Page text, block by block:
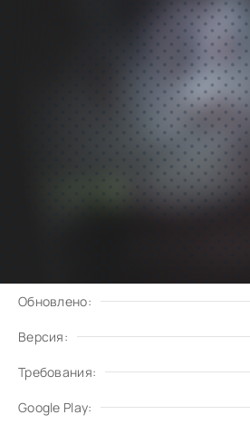
Обновлено:
Версия:
Требования:
Google Play: